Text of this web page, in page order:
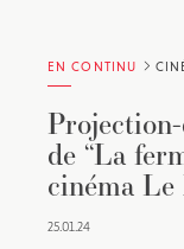
EN CONTINU
de “La
cinéma
25.01.24